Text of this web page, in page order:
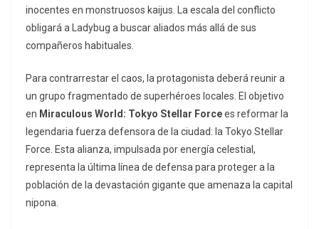
inocentes en monstruosos kaijus . La escala del conflicto
obligará a Ladybug a buscar aliados más allá de sus
compañeros habituales.
Para contrarrestar el caos, la protagonista deberá reunir a
un grupo fragmentado de superhéroes locales. El objetivo
en Miraculous World: Tokyo Stellar Forcees reformar la
legendaria fuerza defensora de la ciudad: la Tokyo Stellar
Force. Esta alianza, impulsada por energía celestial,
representa la última línea de defensa para proteger a la
población de la devastación gigante que amenaza la capital
nipona.